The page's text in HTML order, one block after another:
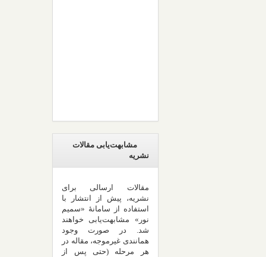
مشابهت‌یابی مقالات
نشریه
مقالات ارسالی برای
نشریه، پیش از انتشار با
استفاده از سامانۀ «سمیم
نور» مشابهت‌یابی خواهند
شد. در صورت وجود
همانندی غیرموجه، مقاله در
هر مرحله (حتی پس از